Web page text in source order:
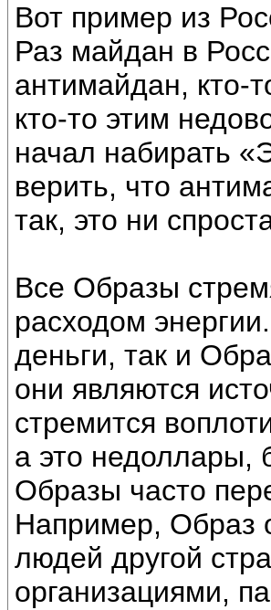
Вот пример из
Раз майдан в
антимайдан, кто-
кто-то этим
начал набирать
верить, что
так, это ни
Все Образы
расходом
деньги, так и
они являются
стремится
а это недоллары,
Образы часто
Например, Образ
людей другой
организациями,